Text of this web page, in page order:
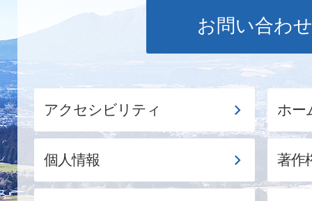
お問い合わせ
アクセシビリティ ホー
個人情報 著作